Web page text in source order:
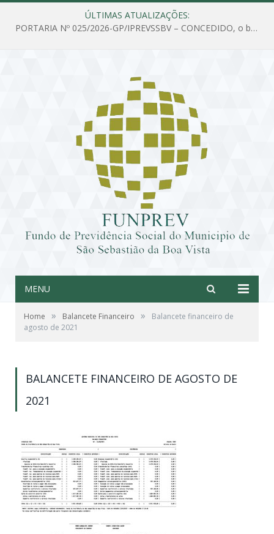
ÚLTIMAS ATUALIZAÇÕES:
PORTARIA Nº 025/2026-GP/IPREVSSBV – CONCEDIDO, o benefício de PENSÃO a MARIA ESTELA DOS SANTOS SOUZA
MENU
Home » Balancete Financeiro »
Balancete financeiro de
agosto de 2021
BALANCETE FINANCEIRO DE AGOSTO DE
2021